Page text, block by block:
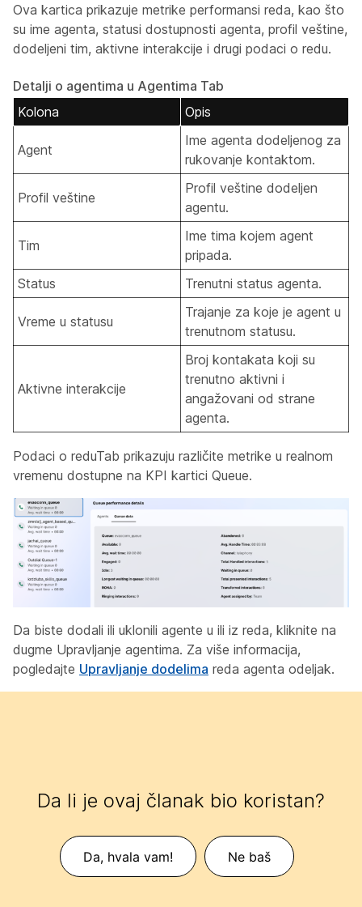
Ova kartica prikazuje metrike performansi reda, kao što
su ime agenta, statusi dostupnosti agenta, profil veštine,
dodeljeni tim, aktivne interakcije i drugi podaci o redu.
Detalji o agentima u Agentima Tab
Kolona
Opis
Agent
Ime agenta dodeljenog za
rukovanje kontaktom.
Profil veštine
Profil veštine dodeljen
agentu.
Tim
Ime tima kojem agent
pripada.
Status
Trenutni status agenta.
Vreme u statusu
Trajanje za koje je agent u
trenutnom statusu.
Aktivne interakcije
Broj kontakata koji su
trenutno aktivni i
angažovani od strane
agenta.
Podaci o reduTab prikazuju različite metrike u realnom
vremenu dostupne na KPI kartici Queue.
Da biste dodali ili uklonili agente u ili iz reda, kliknite na
dugme Upravljanje agentima. Za više informacija,
pogledajte Upravljanje dodelima reda agenta odeljak.
Da li je ovaj članak bio koristan?
Da, hvala vam! Ne baš